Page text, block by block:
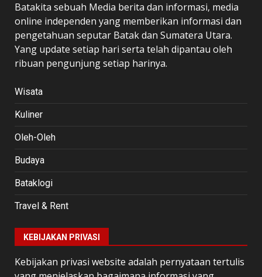
Batakita sebuah Media berita dan informasi, media
online independen yang memberikan informasi dan
pengetahuan seputar Batak dan Sumatera Utara.
Yang update setiap hari serta telah dipantau oleh
ribuan pengunjung setiap harinya.
Wisata
Kuliner
Oleh-Oleh
Budaya
Bataklogi
Travel & Rent
KEBIJAKAN PRIVASI
Kebijakan privasi website adalah pernyataan tertulis